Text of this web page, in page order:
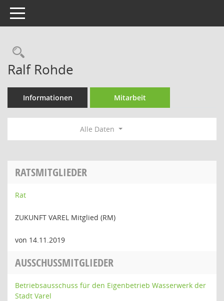
Toggle navigation
Rechercheauswahl
Ralf Rohde
Informationen Mitarbeit
Alle Daten
RATSMITGLIEDER
Rat
ZUKUNFT VAREL Mitglied (RM)
von 14.11.2019
AUSSCHUSSMITGLIEDER
Betriebsausschuss für den Eigenbetrieb Wasserwerk der
Stadt Varel